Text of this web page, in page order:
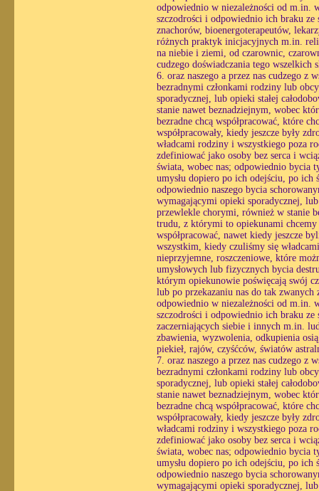
odpowiednio w niezależności od m.in.
szczodrości i odpowiednio ich braku
znachorów, bioenergoterapeutów,
różnych praktyk inicjacyjnych m.in.
na niebie i ziemi, od czarownic,
cudzego doświadczania tego wszelkich
6. oraz naszego a przez nas cudzego
bezradnymi członkami rodziny lub
sporadycznej, lub opieki stałej
stanie nawet beznadziejnym, wobec
bezradne chcą współpracować, które
współpracowały, kiedy jeszcze były
władcami rodziny i wszystkiego poza
zdefiniować jako osoby bez serca i
świata, wobec nas; odpowiednio bycia
umysłu dopiero po ich odejściu, po ich
odpowiednio naszego bycia
wymagającymi opieki sporadycznej,
przewlekle chorymi, również w stanie
trudu, z którymi to opiekunami
współpracować, nawet kiedy jeszcze
wszystkim, kiedy czuliśmy się
nieprzyjemne, roszczeniowe, które
umysłowych lub fizycznych bycia
którym opiekunowie poświęcają swój
lub po przekazaniu nas do tak
odpowiednio w niezależności od m.in.
szczodrości i odpowiednio ich braku
zaczerniających siebie i innych m.in.
zbawienia, wyzwolenia, odkupienia
piekieł, rajów, czyśćców, światów
7. oraz naszego a przez nas cudzego
bezradnymi członkami rodziny lub
sporadycznej, lub opieki stałej
stanie nawet beznadziejnym, wobec
bezradne chcą współpracować, które
współpracowały, kiedy jeszcze były
władcami rodziny i wszystkiego poza
zdefiniować jako osoby bez serca i
świata, wobec nas; odpowiednio bycia
umysłu dopiero po ich odejściu, po ich
odpowiednio naszego bycia
wymagającymi opieki sporadycznej,